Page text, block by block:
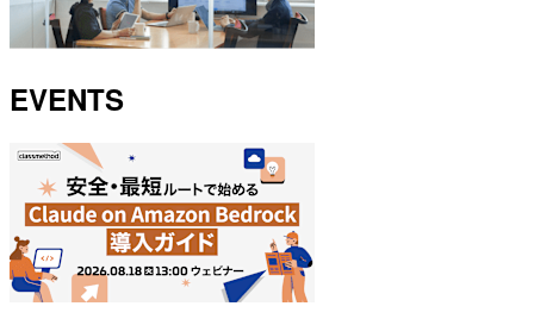
EVENTS